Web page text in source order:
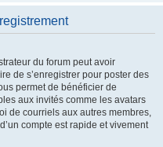
du forum peut avoir
de s’enregistrer pour poster des
permet de bénéficier de
aux invités comme les avatars
de courriels aux autres membres,
compte est rapide et vivement